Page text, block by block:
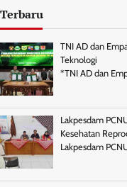
Terbaru
TNI AD dan
Teknologi
*TNI AD dan
Lakpesdam
Kesehatan
Lakpesdam